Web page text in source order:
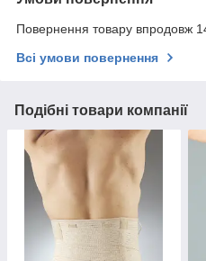
Повернення товару впродовж
Всі умови повернення
Подібні товари компанії